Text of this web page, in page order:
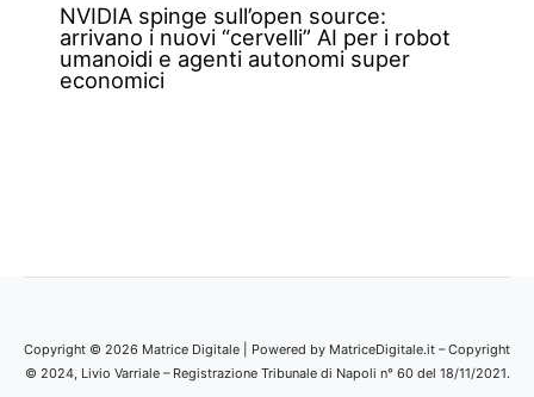
NVIDIA spinge sull’open source:
arrivano i nuovi “cervelli” AI per i robot
umanoidi e agenti autonomi super
economici
Copyright © 2026 Matrice Digitale | Powered by MatriceDigitale.it – Copyright
© 2024, Livio Varriale – Registrazione Tribunale di Napoli n° 60 del 18/11/2021.